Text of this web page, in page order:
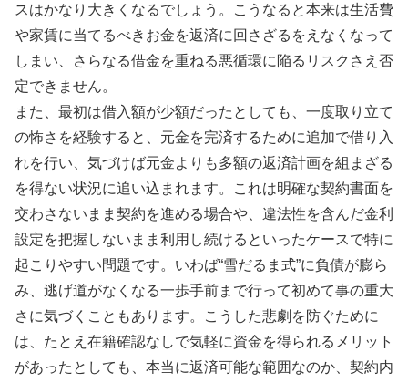
スはかなり大きくなるでしょう。こうなると本来は生活費
や家賃に当てるべきお金を返済に回さざるをえなくなって
しまい、さらなる借金を重ねる悪循環に陥るリスクさえ否
定できません。
また、最初は借入額が少額だったとしても、一度取り立て
の怖さを経験すると、元金を完済するために追加で借り入
れを行い、気づけば元金よりも多額の返済計画を組まざる
を得ない状況に追い込まれます。これは明確な契約書面を
交わさないまま契約を進める場合や、違法性を含んだ金利
設定を把握しないまま利用し続けるといったケースで特に
起こりやすい問題です。いわば“雪だるま式”に負債が膨ら
み、逃げ道がなくなる一歩手前まで行って初めて事の重大
さに気づくこともあります。こうした悲劇を防ぐために
は、たとえ在籍確認なしで気軽に資金を得られるメリット
があったとしても、本当に返済可能な範囲なのか、契約内